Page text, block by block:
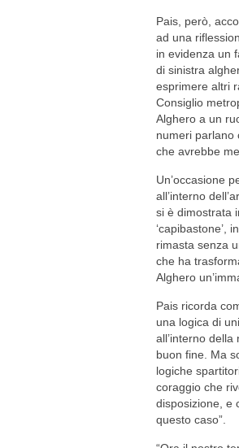
Pais, però,
ad una
in evidenza un
di sinistra
esprimere altri
Consiglio
Alghero a un
numeri parlano
che avrebbe
Un’occasione
all’interno
si è dimostrata
‘capibastone’,
rimasta senza
che ha
Alghero
Pais ricorda
una logica di
all’interno
buon fine. Ma
logiche
coraggio che
disposizione, e
questo caso”.